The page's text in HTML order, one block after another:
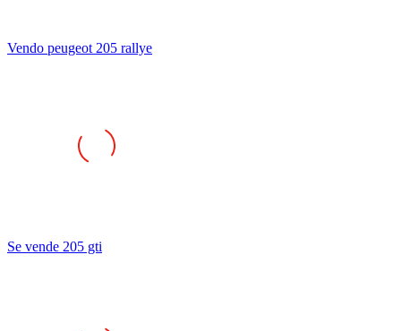
Vendo peugeot 205 rallye
Se vende 205 gti